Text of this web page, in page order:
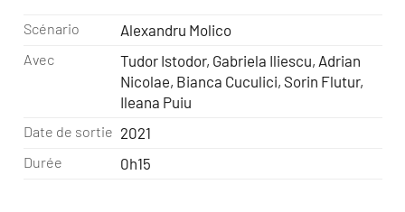
Scénario Alexandru Molico
Avec
Tudor Istodor, Gabriela Iliescu, Adrian
Nicolae, Bianca Cuculici, Sorin Flutur,
Ileana Puiu
Date de sortie 2021
Durée 0h15